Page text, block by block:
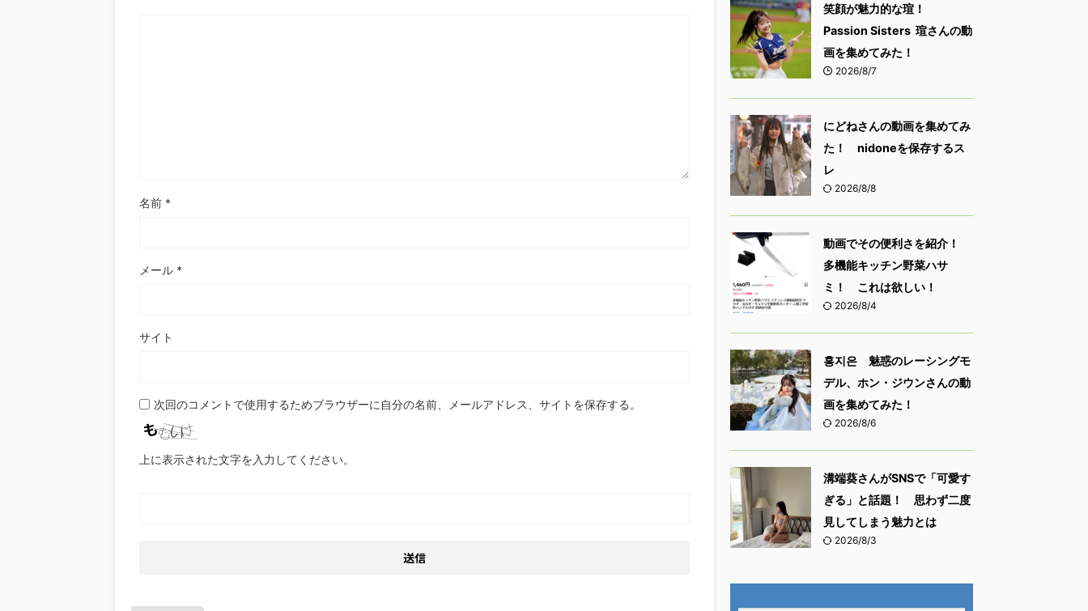
名前 *
メール *
サイト
次回のコメントで使用するためブラウザーに自分の名前、メールアドレス、サイトを保存する。
上に表示された文字を入力してください。
笑顔が魅力的な瑄！
Passion Sisters 瑄さんの動
画を集めてみた！
2026/8/7
にどねさんの動画を集めてみ
た！ nidoneを保存するス
レ
2026/8/8
動画でその便利さを紹介！
多機能キッチン野菜ハサ
ミ！ これは欲しい！
2026/8/4
홍지은 魅惑のレーシングモ
デル、ホン・ジウンさんの動
画を集めてみた！
2026/8/6
溝端葵さんがSNSで「可愛す
ぎる」と話題！ 思わず二度
見してしまう魅力とは
2026/8/3